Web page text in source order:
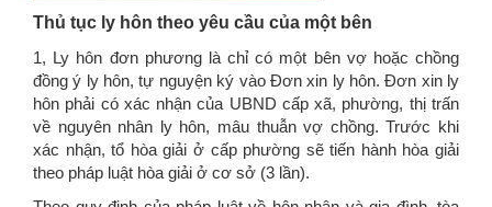
Thủ tục ly hôn theo yêu cầu của một bên
1, Ly hôn đơn phương là chỉ có một bên vợ hoặc chồng
đồng ý ly hôn, tự nguyện ký vào Đơn xin ly hôn. Đơn xin ly
hôn phải có xác nhận của UBND cấp xã, phường, thị trấn
về nguyên nhân ly hôn, mâu thuẫn vợ chồng. Trước khi
xác nhận, tổ hòa giải ở cấp phường sẽ tiến hành hòa giải
theo pháp luật hòa giải ở cơ sở (3 lần).